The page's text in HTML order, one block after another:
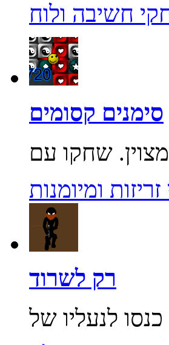
חשיבה ולוח
סימנים קסומים
ומיומנות
רק לשרוד